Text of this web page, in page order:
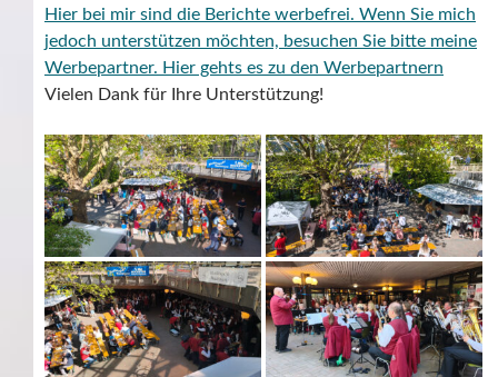
Hier bei mir sind die Berichte werbefrei. Wenn Sie mich
jedoch unterstützen möchten, besuchen Sie bitte meine
Werbepartner. Hier gehts es zu den Werbepartnern
Vielen Dank für Ihre Unterstützung!